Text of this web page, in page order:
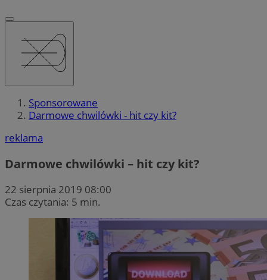
Sponsorowane
Darmowe chwilówki - hit czy kit?
reklama
Darmowe chwilówki – hit czy kit?
22 sierpnia 2019 08:00
Czas czytania: 5 min.